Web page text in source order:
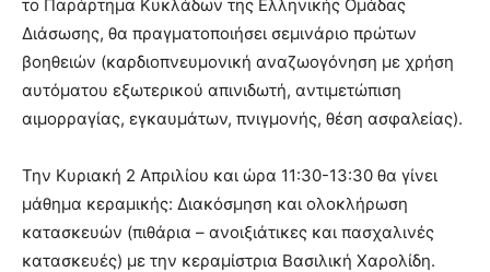
το Παράρτημα Κυκλάδων της Ελληνικής Ομάδας
Διάσωσης, θα πραγματοποιήσει σεμινάριο πρώτων
βοηθειών (καρδιοπνευμονική αναζωογόνηση με χρήση
αυτόματου εξωτερικού απινιδωτή, αντιμετώπιση
αιμορραγίας, εγκαυμάτων, πνιγμονής, θέση ασφαλείας).
Την Κυριακή 2 Απριλίου και ώρα 11:30-13:30 θα γίνει
μάθημα κεραμικής: Διακόσμηση και ολοκλήρωση
κατασκευών (πιθάρια – ανοιξιάτικες και πασχαλινές
κατασκευές) με την κεραμίστρια Βασιλική Χαρολίδη.